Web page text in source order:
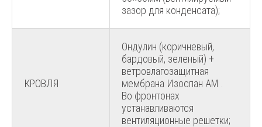
зазор для конденсата);
КРОВЛЯ
Ондулин (коричневый,
бардовый, зеленый) +
ветровлагозащитная
мембрана Изоспан АМ .
Во фронтонах
устанавливаются
вентиляционные решетки;